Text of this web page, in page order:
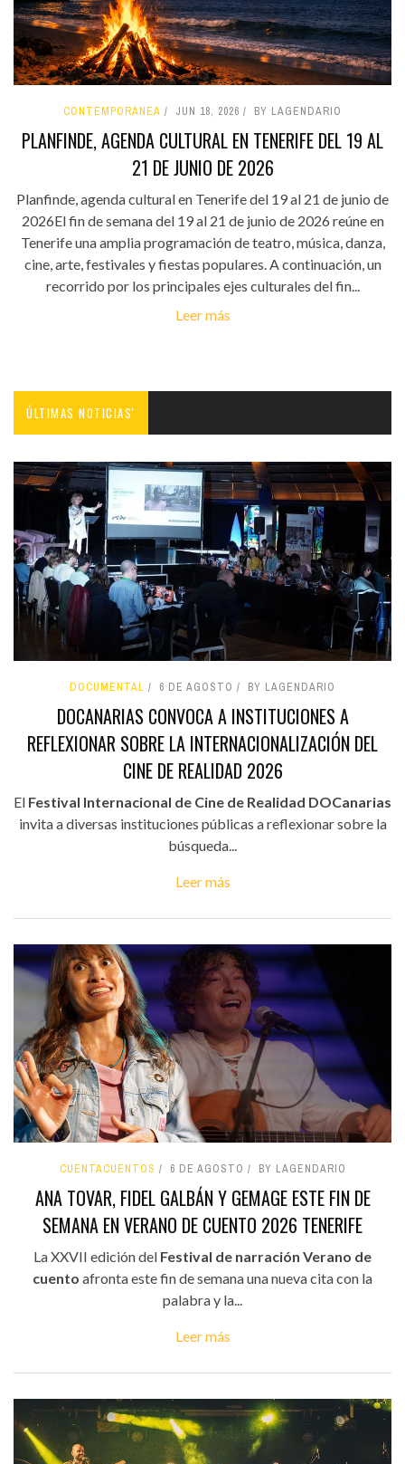
CONTEMPORÁNEA JUN 18, 2026 BY LAGENDARIO
PLANFINDE, AGENDA CULTURAL EN TENERIFE DEL 19 AL
21 DE JUNIO DE 2026
Planfinde, agenda cultural en Tenerife del 19 al 21 de junio de
2026El fin de semana del 19 al 21 de junio de 2026 reúne en
Tenerife una amplia programación de teatro, música, danza,
cine, arte, festivales y fiestas populares. A continuación, un
recorrido por los principales ejes culturales del fin...
Leer más
ÚLTIMAS NOTICIAS'
DOCUMENTAL 6 DE AGOSTO BY LAGENDARIO
DOCANARIAS CONVOCA A INSTITUCIONES A
REFLEXIONAR SOBRE LA INTERNACIONALIZACIÓN DEL
CINE DE REALIDAD 2026
El Festival Internacional de Cine de Realidad DOCanarias
invita a diversas instituciones públicas a reflexionar sobre la
búsqueda...
Leer más
CUENTACUENTOS 6 DE AGOSTO BY LAGENDARIO
ANA TOVAR, FIDEL GALBÁN Y GEMAGE ESTE FIN DE
SEMANA EN VERANO DE CUENTO 2026 TENERIFE
La XXVII edición del Festival de narración Verano de
cuento afronta este fin de semana una nueva cita con la
palabra y la...
Leer más